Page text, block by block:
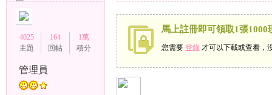
4025
主題
164
回帖
1萬
積分
管理員
馬上註冊即可領取1張1000
您需要 登錄 才可以下載或查看，